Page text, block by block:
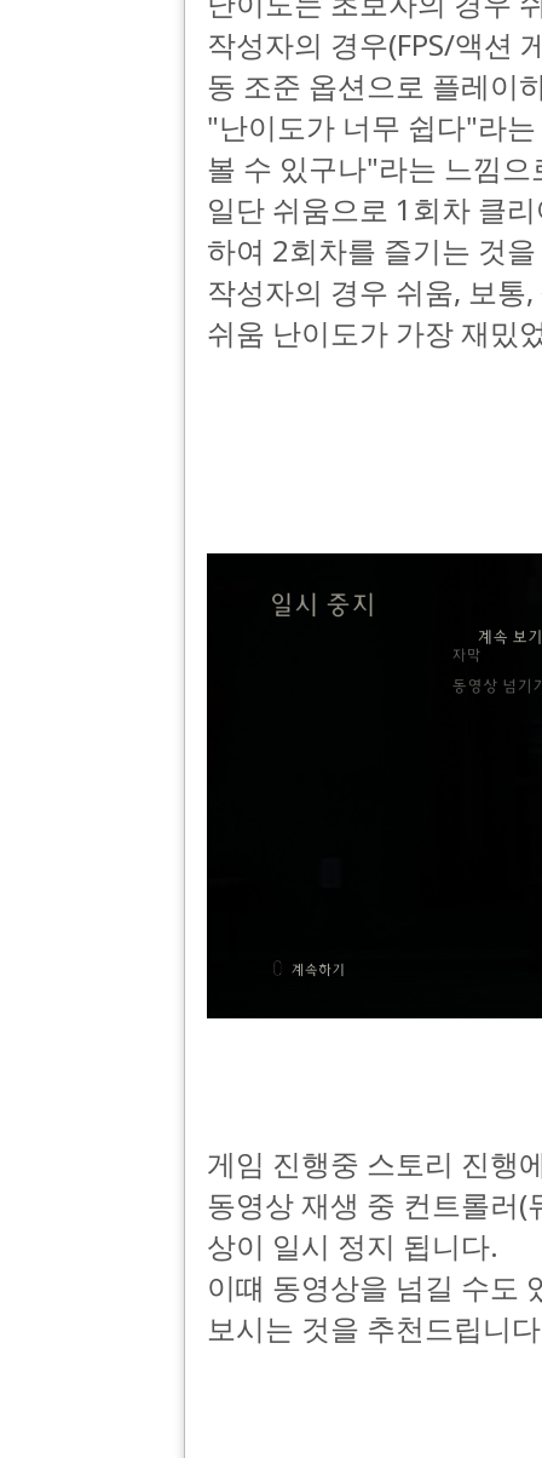
작성자의 경우(FPS/액션
동 조준 옵션으로 플레이
"난이도가 너무 쉽다"라
볼 수 있구나"라는 느낌
일단 쉬움으로 1회차 클
하여 2회차를 즐기는 것
작성자의 경우 쉬움, 보
쉬움 난이도가 가장 재밌
게임 진행중 스토리 진행
동영상 재생 중 컨트롤러
상이 일시 정지 됩니다.
이떄 동영상을 넘길 수도
보시는 것을 추천드립니